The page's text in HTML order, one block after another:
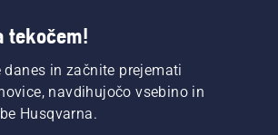
tekočem!
danes in začnite prejemati
navdihujočo vsebino in
Husqvarna.